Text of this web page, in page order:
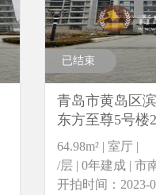
已结束
青岛市黄岛区
东方至尊5号楼
64.98m² | 室厅 |
/层 | 0年建成 | 市
开拍时间：2023-